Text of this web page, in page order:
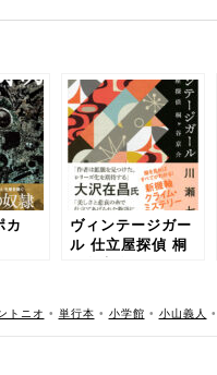
カ
ヴィンテージガー
ル 仕立屋探偵 桐
トニオ • 単行本 • 小学館 • 小山義人